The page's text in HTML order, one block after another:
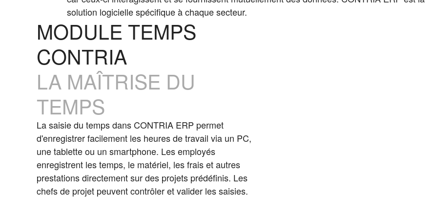
solution logicielle spécifique à chaque secteur.
MODULE TEMPS
CONTRIA
LA MAÎTRISE DU
TEMPS
La saisie du temps dans CONTRIA ERP permet
d'enregistrer facilement les heures de travail via un PC,
une tablette ou un smartphone. Les employés
enregistrent les temps, le matériel, les frais et autres
prestations directement sur des projets prédéfinis. Les
chefs de projet peuvent contrôler et valider les saisies.